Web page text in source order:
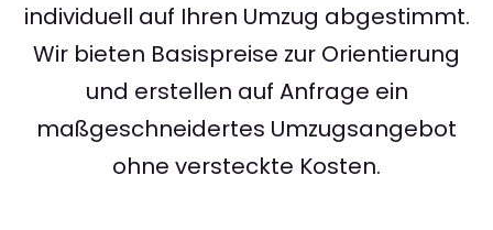
individuell auf Ihren Umzug abgestimmt.
Wir bieten Basispreise zur Orientierung
und erstellen auf Anfrage ein
maßgeschneidertes Umzugsangebot
ohne versteckte Kosten.